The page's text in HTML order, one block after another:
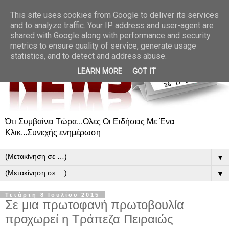
Ότι Συμβαίνει Τώρα...Ολες Οι Ειδήσεις Με Ένα
Κλικ...Συνεχής ενημέρωση
▼
▼
Τετάρτη 8 Ιουλίου 2015
Σε μια πρωτοφανή πρωτοβουλία
προχωρεί η Τράπεζα Πειραιώς
This site uses cookies from Google to deliver its services
and to analyze traffic. Your IP address and user-agent are
shared with Google along with performance and security
metrics to ensure quality of service, generate usage
statistics, and to detect and address abuse.
LEARN MORE GOT IT